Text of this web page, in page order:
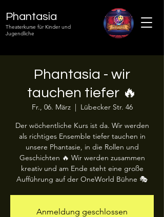
Phantasia
Theaterkurse für Kinder und
Jugendliche
Phantasia - wir
tauchen tiefer 🔥
Fr., 06. März
  |
Lübecker Str. 46
Der wöchentliche Kurs ist da. Wir werden
als richtiges Ensemble tiefer tauchen in
unsere Phantasie, in die Rollen und
Geschichten 🔥 Wir werden zusammen
kreativ und am Ende steht eine große
Aufführung auf der OneWorld Bühne 🎭
Anmeldung geschlossen